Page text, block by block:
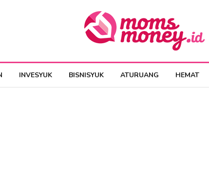
INVESYUK BISNISYUK ATURUANG HEMAT